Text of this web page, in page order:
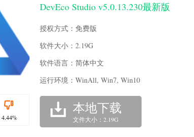
4.44%
DevEco Studio v5.0.13.230最新版
授权方式：免费版
软件大小：2.19G
软件语言：简体中文
运行环境：WinAll, Win7, Win10
本地下载
文件大小：2.19G